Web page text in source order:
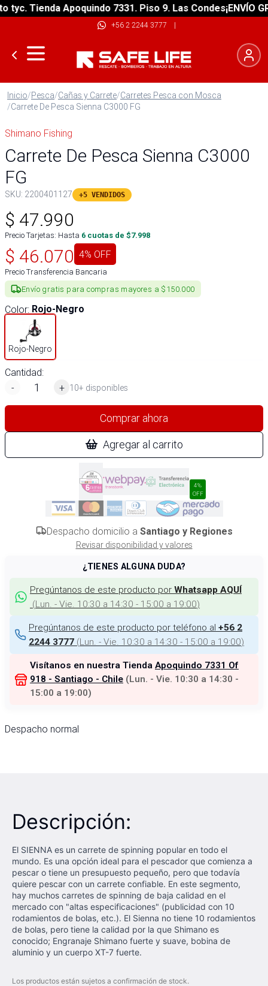
Tienda Apoquindo 7331. Piso 9. Las Condes¡ENVÍO
+56 2 2244 3777 |
Inicio/Pesca/Cañas y Carrete/Carretes Pesca con Mosca
/Carrete De Pesca Sienna C3000 FG
Shimano Fishing
Carrete De Pesca Sienna C3000
FG
SKU: 2200401127 +5 VENDIDOS
$ 47.990
Precio Tarjetas: Hasta 6 cuotas de $7.998
$ 46.070 4% OFF
Precio Transferencia Bancaria
Envío gratis para compras mayores a $150.000
Color: Rojo-Negro
Rojo-Negro
Cantidad:
-
+ 10+ disponibles
Comprar ahora
Agregar al carrito
4%
OFF
Despacho domicilio a Santiago y Regiones
Revisar disponibilidad y valores
¿TIENES ALGUNA DUDA?
Pregúntanos de este producto por Whatsapp AQUÍ
(Lun. - Vie. 10:30 a 14:30 - 15:00 a 19:00)
Pregúntanos de este producto por teléfono al +56 2
2244 3777 (Lun. - Vie. 10:30 a 14:30 - 15:00 a 19:00)
Visítanos en nuestra Tienda Apoquindo 7331 Of
918 - Santiago - Chile (Lun. - Vie. 10:30 a 14:30 -
15:00 a 19:00)
Despacho normal
Descripción:
El SIENNA es un carrete de spinning popular en todo el
mundo. Es una opción ideal para el pescador que comienza a
pescar o tiene un presupuesto pequeño, pero que todavía
quiere pescar con un carrete confiable. En este segmento,
hay muchos carretes de spinning de baja calidad en el
mercado con "altas especificaciones" (publicidad con 10
rodamientos de bolas, etc.). El Sienna no tiene 10 rodamientos
de bolas, pero tiene la calidad por la que Shimano es
conocido; Engranaje Shimano fuerte y suave, bobina de
aluminio y un cuerpo XT-7 fuerte.
Los productos están sujetos a confirmación de stock.